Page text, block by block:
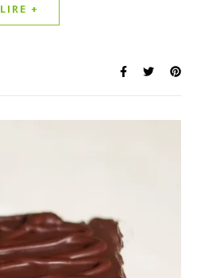
LIRE +